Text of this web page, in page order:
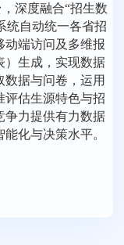
深度融合“招生数
统自动统一各省招
动端访问及多维报
）生成，实现数据
据与问卷，运用
评估生源特色与招
争力提供有力数据
化与决策水平。